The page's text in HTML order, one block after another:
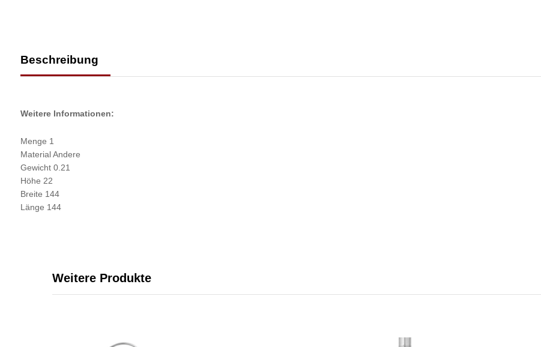
Beschreibung
Weitere Informationen:
Menge 1
Material Andere
Gewicht 0.21
Höhe 22
Breite 144
Länge 144
Weitere Produkte